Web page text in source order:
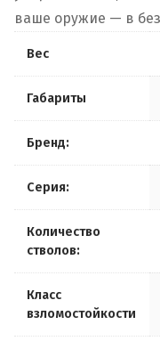
ваше оружие — в
Вес
Габариты
Бренд:
Серия:
Количество
стволов:
Класс
взломостойкости